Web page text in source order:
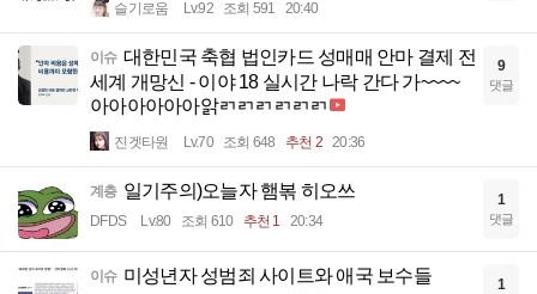
슬기로움 Lv.92 조회 591 20:40
이슈 대한민국 축협 법인카드 성매매 안마 결제 전
세계 개망신 - 이야 18 실시간 나락 간다 가~~~~
아아아아아아앍ㄺㄺㄺㄺㄺㄺ
진겟타원 Lv.70 조회 648 추천 2 20:36
9
댓글
계층 일기주의)오늘자 햄볶 히오쓰
DFDS Lv.80 조회 610 추천 1 20:34
1
댓글
이슈 미성년자 성범죄 사이트와 애국 보수들 1